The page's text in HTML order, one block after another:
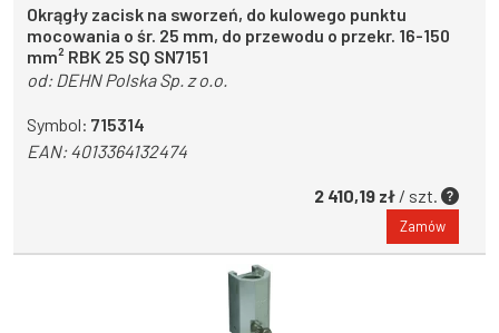
Okrągły zacisk na sworzeń, do kulowego punktu
mocowania o śr. 25 mm, do przewodu o przekr. 16-150
mm² RBK 25 SQ SN7151
od: DEHN Polska Sp. z o.o.
Symbol: 715314
EAN:4013364132474
2 410,19 zł / szt.
Zamów